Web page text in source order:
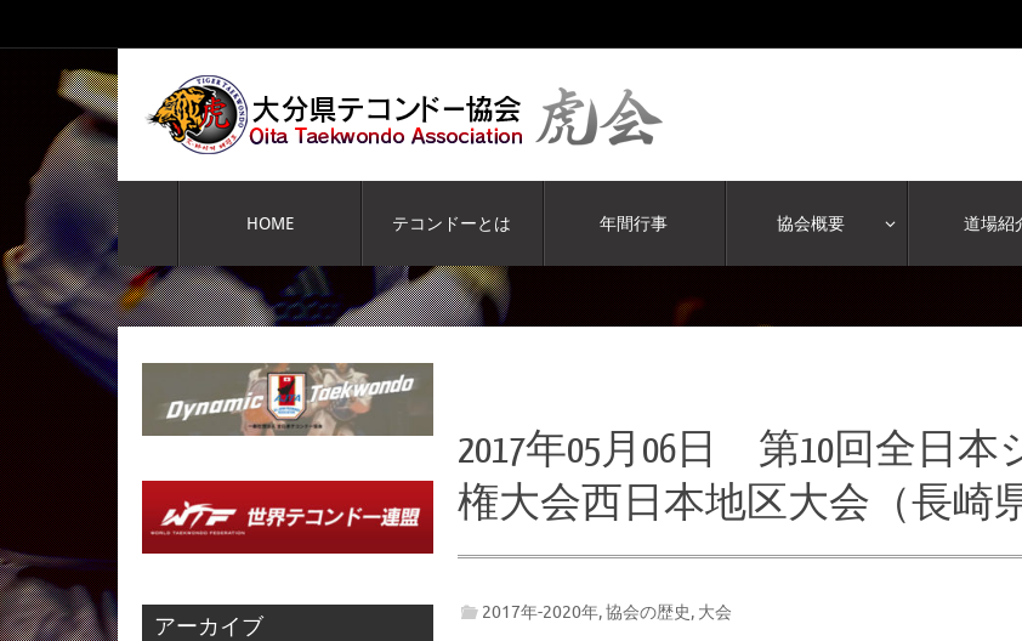
ン
キ
ッ
プ
コ
ン
テ
ン
ツ
へ
ス
キ
ッ
プ
HOME テコンドーとは 年間行事 協会概要 道場紹
2017年05月06日 第10回全日
権大会西日本地区大会（長崎
2017年-2020年,協会の歴史, 大会
アーカイブ